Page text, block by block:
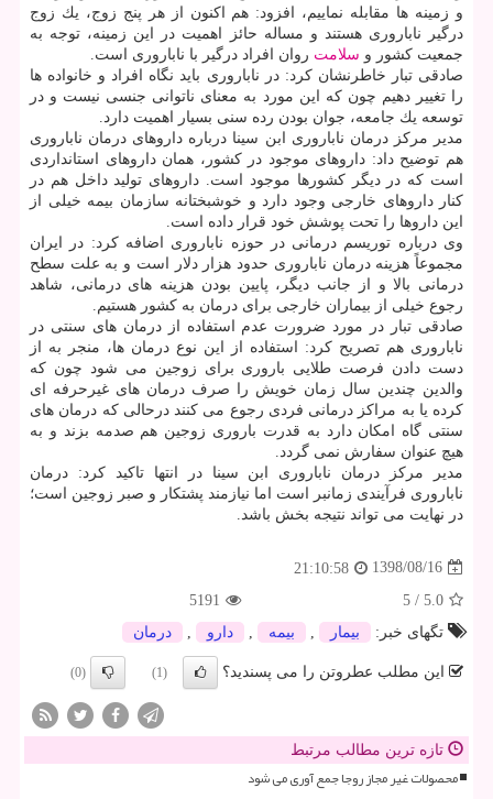
و زمینه ها مقابله نماییم، افزود: هم اكنون از هر پنج زوج، یك زوج
درگیر ناباروری هستند و مساله حائز اهمیت در این زمینه، توجه به
جمعیت كشور و سلامت روان افراد درگیر با ناباروری است.
صادقی تبار خاطرنشان كرد: در ناباروری باید نگاه افراد و خانواده ها
را تغییر دهیم چون كه این مورد به معنای ناتوانی جنسی نیست و در
توسعه یك جامعه، جوان بودن رده سنی بسیار اهمیت دارد.
مدیر مركز درمان ناباروری ابن سینا درباره داروهای درمان ناباروری
هم توضیح داد: داروهای موجود در كشور، همان داروهای استانداردی
است كه در دیگر كشورها موجود است. داروهای تولید داخل هم در
كنار داروهای خارجی وجود دارد و خوشبختانه سازمان بیمه خیلی از
این داروها را تحت پوشش خود قرار داده است.
وی درباره توریسم درمانی در حوزه ناباروری اضافه كرد: در ایران
مجموعاً هزینه درمان ناباروری حدود هزار دلار است و به علت سطح
درمانی بالا و از جانب دیگر، پایین بودن هزینه های درمانی، شاهد
رجوع خیلی از بیماران خارجی برای درمان به كشور هستیم.
صادقی تبار در مورد ضرورت عدم استفاده از درمان های سنتی در
ناباروری هم تصریح كرد: استفاده از این نوع درمان ها، منجر به از
دست دادن فرصت طلایی باروری برای زوجین می شود چون كه
والدین چندین سال زمان خویش را صرف درمان های غیرحرفه ای
كرده یا به مراكز درمانی فردی رجوع می كنند درحالی كه درمان های
سنتی گاه امكان دارد به قدرت باروری زوجین هم صدمه بزند و به
هیچ عنوان سفارش نمی گردد.
مدیر مركز درمان ناباروری ابن سینا در انتها تاكید كرد: درمان
ناباروری فرآیندی زمانبر است اما نیازمند پشتكار و صبر زوجین است؛
در نهایت می تواند نتیجه بخش باشد.
1398/08/16
21:10:58
5.0
/
5
5191
تگهای خبر:
بیمار بیمه دارو درمان
این مطلب عطروتن را می پسندید؟ (1)
(0)
تازه ترین مطالب مرتبط
محصولات غیر مجاز روجا جمع آوری می شود